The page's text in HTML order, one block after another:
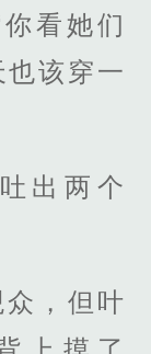
看她们
该穿一
出两个
，但叶